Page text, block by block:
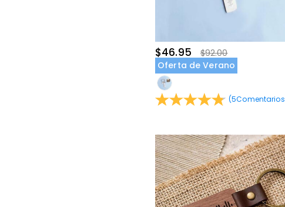
$46.95
$92.00
Oferta de Verano
(5Comentarios